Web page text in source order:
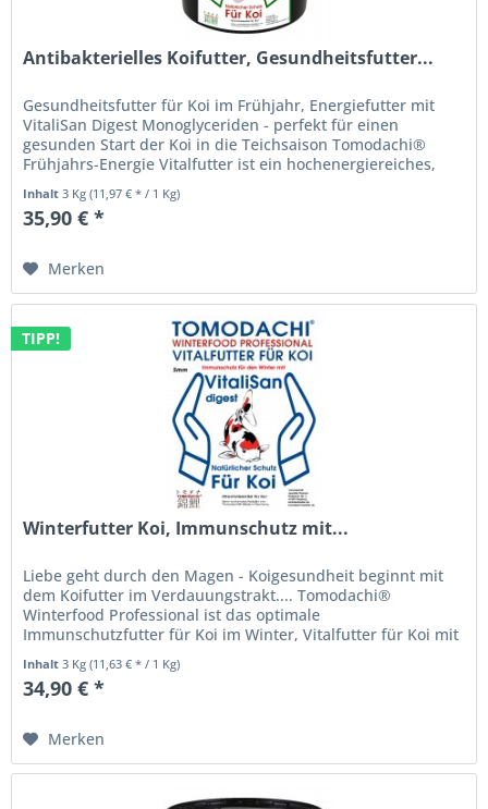
Antibakterielles Koifutter, Gesundheitsfutter...
Gesundheitsfutter für Koi im Frühjahr, Energiefutter mit
VitaliSan Digest Monoglyceriden - perfekt für einen
gesunden Start der Koi in die Teichsaison Tomodachi®
Frühjahrs-Energie Vitalfutter ist ein hochenergiereiches,
Inhalt3 Kg(11,97 € * / 1 Kg)
35,90 € *
Merken
TIPP!
Winterfutter Koi, Immunschutz mit...
Liebe geht durch den Magen - Koigesundheit beginnt mit
dem Koifutter im Verdauungstrakt.... Tomodachi®
Winterfood Professional ist das optimale
Immunschutzfutter für Koi im Winter, Vitalfutter für Koi mit
Inhalt3 Kg(11,63 € * / 1 Kg)
34,90 € *
Merken